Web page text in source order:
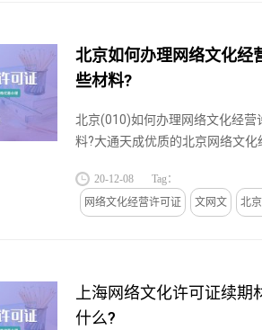
北京如何办理网络文化经
些材料?
北京(010)如何办理网络文化经营
料?大通天成优质的北京网络文
许可证代理服务,关于北京如何办...
20-12-08
Tag：
网络文化经营许可证
文网文 北
上海网络文化许可证续期
什么?